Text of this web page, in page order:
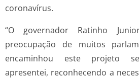
coronavírus.
“O governador Ratinho
preocupação de muitos
encaminhou este projeto
apresentei, reconhecendo a